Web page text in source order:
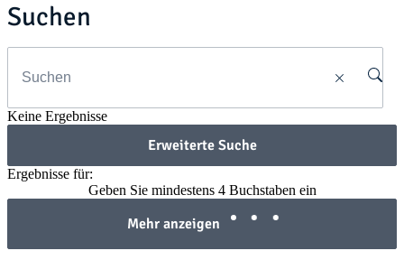
Suchen
Keine Ergebnisse
Erweiterte Suche
Ergebnisse für:
Geben Sie mindestens 4 Buchstaben ein
Mehr anzeigen